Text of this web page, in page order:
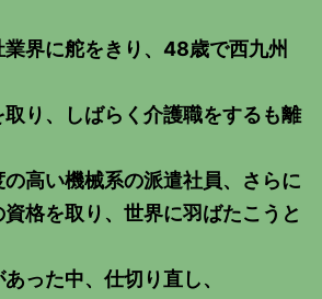
業界に舵をきり、48歳で西九州
取り、しばらく介護職をするも離
高い機械系の派遣社員、さらに
資格を取り、世界に羽ばたこうと
った中、仕切り直し、